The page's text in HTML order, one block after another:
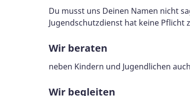
Du musst uns Deinen Namen nicht
Jugendschutzdienst hat keine Pflicht
Wir beraten
neben Kindern und Jugendlichen
Wir begleiten